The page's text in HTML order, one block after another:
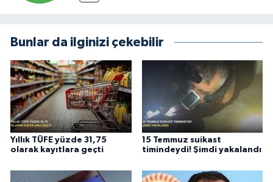
Bunlar da ilginizi çekebilir
Yıllık TÜFE yüzde 31,75
olarak kayıtlara geçti
15 Temmuz suikast
timindeydi! Şimdi yakalandı